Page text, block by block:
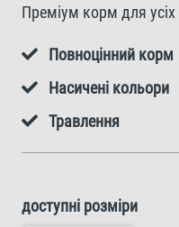
Преміум корм для усіх
Повноцінний корм
Насичені кольори
Травлення
доступні розміри